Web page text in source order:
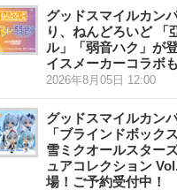
グッドスマイルカン
り、ねんどろいど 「
ル」「弱音ハク」が
イスメーカーコラボ
2026年8月05日 12:00
グッドスマイルカン
「ブラインドボック
雪ミクオールスター
ュアコレクション
場！ご予約受付中！